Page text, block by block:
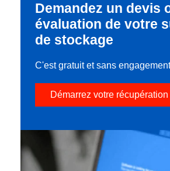
Demandez un devis
évaluation de votre
de stockage
C'est gratuit et sans
Démarrez votre récupération